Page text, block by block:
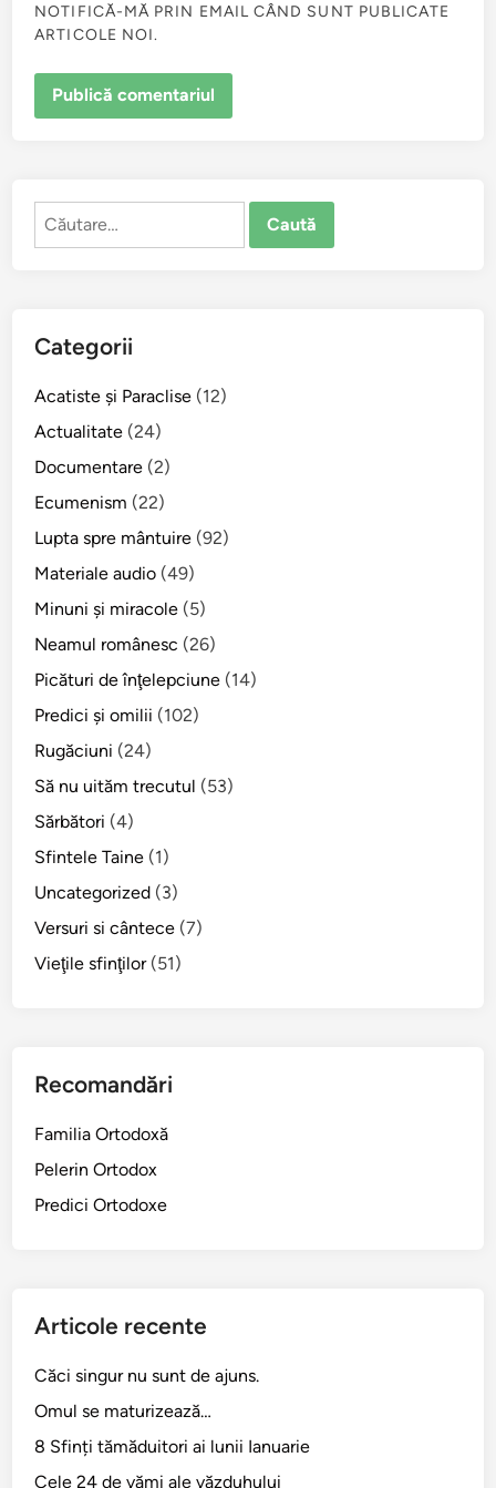
NOTIFICĂ-MĂ PRIN EMAIL CÂND SUNT PUBLICATE
ARTICOLE NOI.
Caută
Categorii
Acatiste şi Paraclise (12)
Actualitate (24)
Documentare (2)
Ecumenism (22)
Lupta spre mântuire (92)
Materiale audio (49)
Minuni şi miracole (5)
Neamul românesc (26)
Picături de înţelepciune (14)
Predici şi omilii (102)
Rugăciuni (24)
Să nu uităm trecutul (53)
Sărbători (4)
Sfintele Taine (1)
Uncategorized (3)
Versuri si cântece (7)
Vieţile sfinţilor(51)
Recomandări
Familia Ortodoxă
Pelerin Ortodox
Predici Ortodoxe
Articole recente
Căci singur nu sunt de ajuns.
Omul se maturizează…
8 Sfinți tămăduitori ai lunii Ianuarie
Cele 24 de vămi ale văzduhului